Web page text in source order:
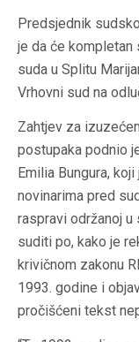
Predsjednik
je da će
suda u Splitu
Vrhovni sud na
Zahtjev za
postupaka podnio
Emilia Bungura,
novinarima pred
raspravi održanoj u
suditi po, kako je
krivičnom zakonu
1993. godine i
pročišćeni tekst